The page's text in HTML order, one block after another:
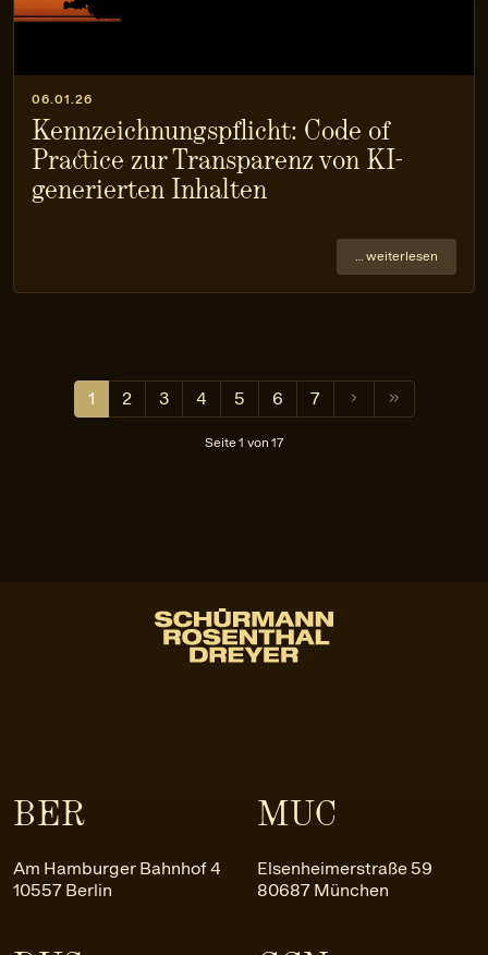
06.01.26
Kennzeichnungspflicht: Code of
Practice zur Transparenz von KI-
generierten Inhalten
… weiterlesen
1 2 3 4 5 6 7
Seite 1 von 17
BER
Am Hamburger Bahnhof 4
10557 Berlin
MUC
Elsenheimerstraße 59
80687 München